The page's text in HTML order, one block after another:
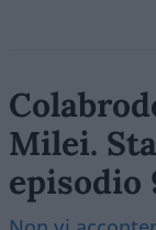
Milei.
episodio